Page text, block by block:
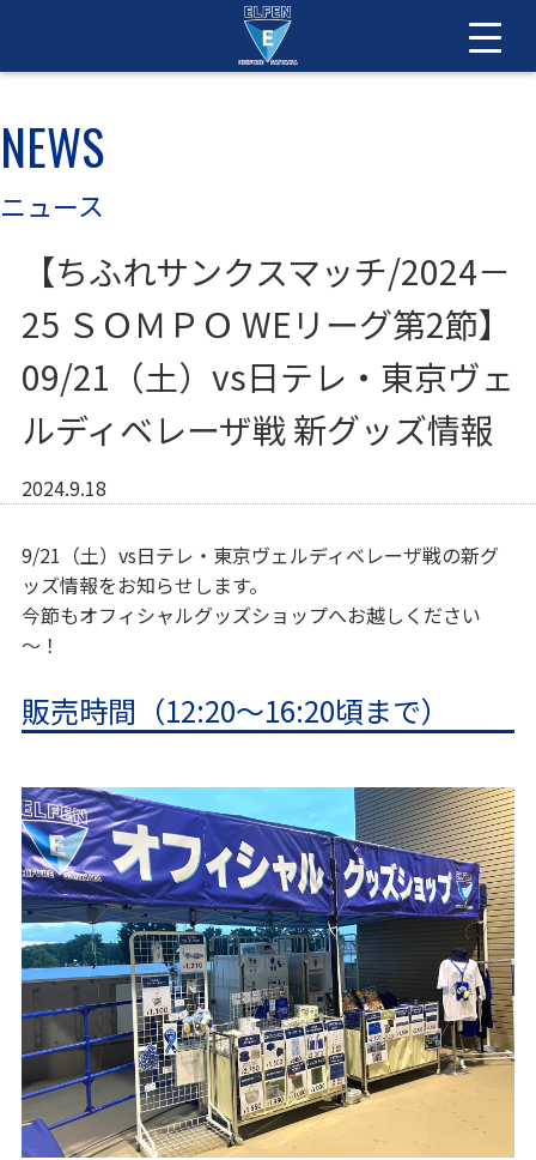
NEWS
ニュース
【ちふれサンクスマッチ/2024－
25 ＳＯＭＰＯ WEリーグ第2節】
09/21（土）vs日テレ・東京ヴェ
ルディベレーザ戦 新グッズ情報
2024.9.18
9/21（土）vs日テレ・東京ヴェルディベレーザ戦の新グ
ッズ情報をお知らせします。
今節もオフィシャルグッズショップへお越しください
～！
販売時間（12:20～16:20頃まで）